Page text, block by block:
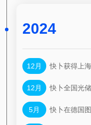
2024
12月 快卜获得上
12月 快卜全国光
5月 快卜在德国